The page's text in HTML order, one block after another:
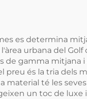
es determina
urbana del
de gamma mitjana
és la tria dels
material té les
un toc de luxe